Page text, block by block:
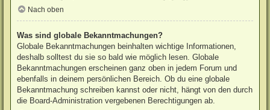
Nach oben
Was sind globale Bekanntmachungen?
Globale Bekanntmachungen beinhalten wichtige Informationen,
deshalb solltest du sie so bald wie möglich lesen. Globale
Bekanntmachungen erscheinen ganz oben in jedem Forum und
ebenfalls in deinem persönlichen Bereich. Ob du eine globale
Bekanntmachung schreiben kannst oder nicht, hängt von den durch
die Board-Administration vergebenen Berechtigungen ab.